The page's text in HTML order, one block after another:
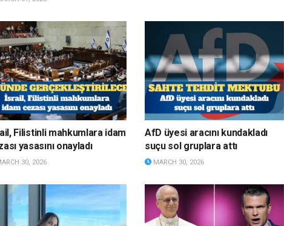
Filistinli mahkumlara idam
yasasını onayladı
30, 2026
AfD üyesi aracını kundakladı
suçu sol gruplara attı
MARCH 30, 2026